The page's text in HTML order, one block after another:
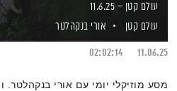
עולם קטן – 11.6.25
עולם קטן
אורי בנקהלטר
11.06.25
02:02:14
מסע מוזיקלי יומי עם אורי בנקהלטר.